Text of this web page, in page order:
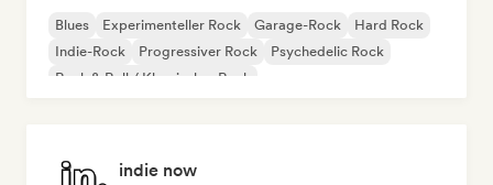
Blues Experimenteller Rock Garage-Rock
Hard Rock
Indie-Rock
Progressiver Rock
Psychedelic Rock
Rock & Roll / Klassischer Rock
indie now